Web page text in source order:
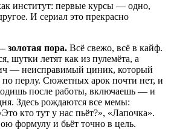
институт: первые курсы — одно,
И сериал это прекрасно
золотая пора. Всё свежо, всё в кайф.
шутки летят как из пулемёта, а
— неисправимый циник, который
перлу. Сюжетных арок почти нет, и
после работы, включаешь — и
Здесь рождаются все мемы:
кто тут у нас пьёт?», «Лапочка».
формулу и бьёт точно в цель.